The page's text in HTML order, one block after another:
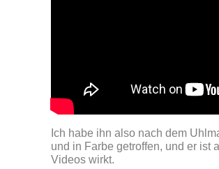
Ich habe ihn also nach dem
und in Farbe getroffen, und er ist
Videos wirkt.